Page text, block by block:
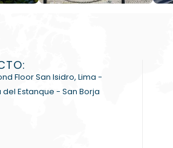
Floor San Isidro, Lima -
Estanque - San Borja